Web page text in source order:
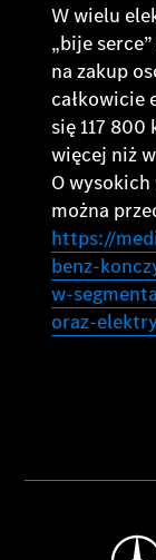
W wielu
„bije
na zakup
całkowicie
się 117
więcej niż
O
można
https://
benz-
w-
oraz-